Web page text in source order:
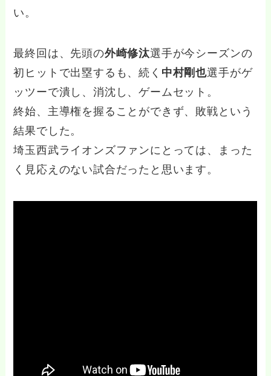
い。
最終回は、先頭の外崎修汰選手が今シーズンの
初ヒットで出塁するも、続く 中村剛也選手がゲ
ッツーで潰し、消沈し、ゲームセット。
終始、主導権を握ることができず、敗戦という
結果でした。
埼玉西武ライオンズファンにとっては、まった
く見応えのない試合だったと思います。